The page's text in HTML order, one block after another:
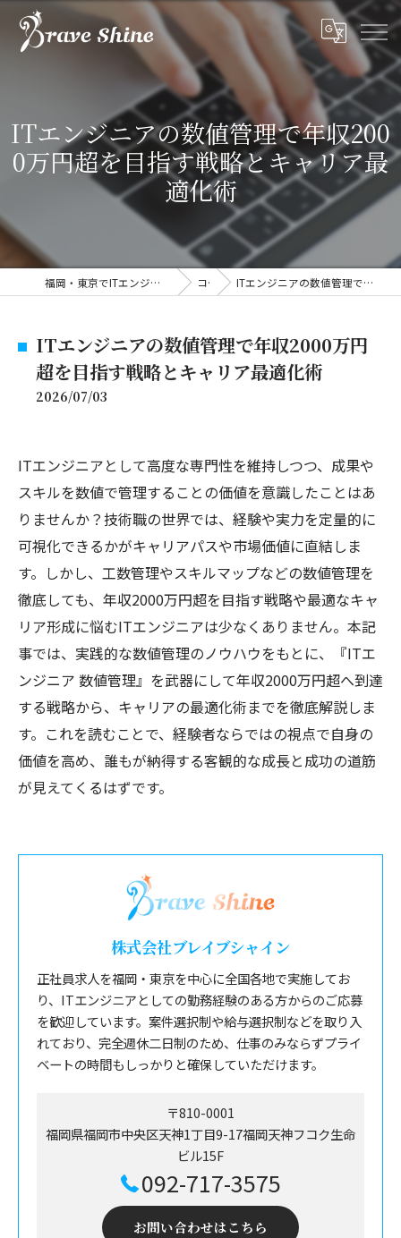
ITエンジニアの数値管理で年収200
0万円超を目指す戦略とキャリア最
適化術
福岡・東京でITエンジニアの求人なら株式会社ブレイブシャイン コラム ITエンジニアの数値管理で年収2000万円超を目指す戦略とキャリア最適化術
ITエンジニアの数値管理で年収2000万円
超を目指す戦略とキャリア最適化術
2026/07/03
ITエンジニアとして高度な専門性を維持しつつ、成果や
スキルを数値で管理することの価値を意識したことはあ
りませんか？技術職の世界では、経験や実力を定量的に
可視化できるかがキャリアパスや市場価値に直結しま
す。しかし、工数管理やスキルマップなどの数値管理を
徹底しても、年収2000万円超を目指す戦略や最適なキャ
リア形成に悩むITエンジニアは少なくありません。本記
事では、実践的な数値管理のノウハウをもとに、『ITエ
ンジニア 数値管理』を武器にして年収2000万円超へ到達
する戦略から、キャリアの最適化術までを徹底解説しま
す。これを読むことで、経験者ならではの視点で自身の
価値を高め、誰もが納得する客観的な成長と成功の道筋
が見えてくるはずです。
株式会社ブレイブシャイン
正社員求人を福岡・東京を中心に全国各地で実施してお
り、ITエンジニアとしての勤務経験のある方からのご応募
を歓迎しています。案件選択制や給与選択制などを取り入
れており、完全週休二日制のため、仕事のみならずプライ
ベートの時間もしっかりと確保していただけます。
〒810-0001
福岡県福岡市中央区天神1丁目9-17福岡天神フコク生命
ビル15F
092-717-3575
お問い合わせはこちら